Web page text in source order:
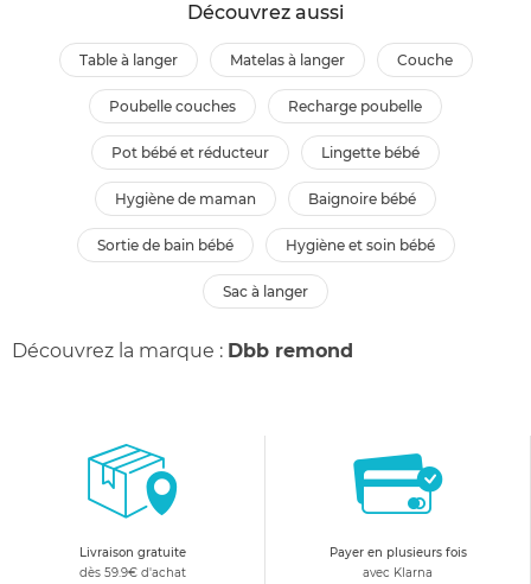
Découvrez aussi
table à langer matelas à langer couche
poubelle couches recharge poubelle
pot bébé et réducteur lingette bébé
hygiène de maman baignoire bébé
sortie de bain bébé hygiène et soin bébé
sac à langer
Découvrez la marque : Dbb remond
Livraison gratuite
dès 59.9€ d'achat
Payer en plusieurs fois
avec Klarna